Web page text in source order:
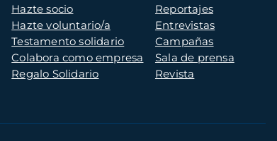
Hazte socio
Hazte voluntario/a
Testamento solidario
Colabora como empresa
Regalo Solidario
Reportajes
Entrevistas
Campañas
Sala de prensa
Revista